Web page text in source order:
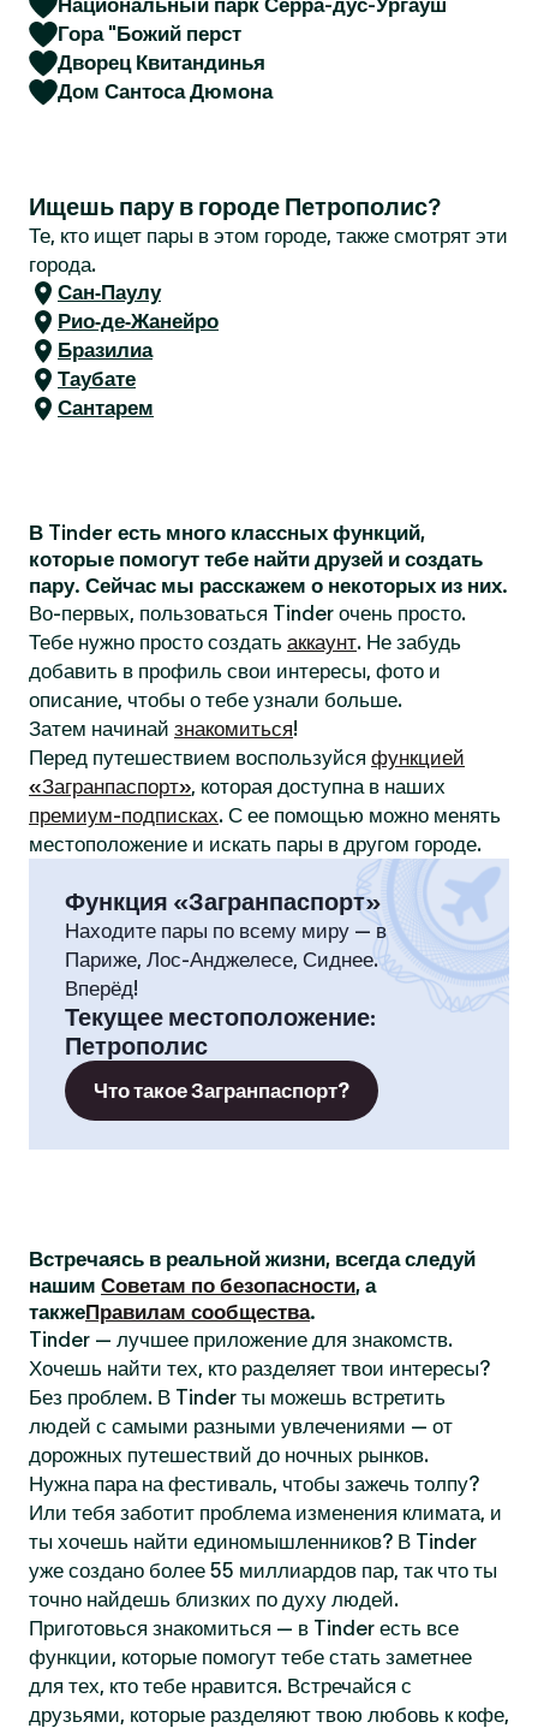
Национальный парк Серра-дус-Ургауш
Гора "Божий перст
Дворец Квитандинья
Дом Сантоса Дюмона
Ищешь пару в городе Петрополис?
Те, кто ищет пары в этом городе, также смотрят эти
города.
Сан-Паулу
Рио-де-Жанейро
Бразилиа
Таубате
Сантарем
В Tinder есть много классных функций,
которые помогут тебе найти друзей и создать
пару. Сейчас мы расскажем о некоторых из них.
Во-первых, пользоваться Tinder очень просто.
Тебе нужно просто создать аккаунт. Не забудь
добавить в профиль свои интересы, фото и
описание, чтобы о тебе узнали больше.
Затем начинай знакомиться!
Перед путешествием воспользуйся функцией
«Загранпаспорт», которая доступна в наших
премиум-подписках. С ее помощью можно менять
местоположение и искать пары в другом городе.
Функция «Загранпаспорт»
Находите пары по всему миру — в
Париже, Лос-Анджелесе, Сиднее.
Вперёд!
Текущее местоположение:
Петрополис
Что такое Загранпаспорт?
Встречаясь в реальной жизни, всегда следуй
нашим Советам по безопасности, а
такжеПравилам сообщества.
Tinder — лучшее приложение для знакомств.
Хочешь найти тех, кто разделяет твои интересы?
Без проблем. В Tinder ты можешь встретить
людей с самыми разными увлечениями — от
дорожных путешествий до ночных рынков.
Нужна пара на фестиваль, чтобы зажечь толпу?
Или тебя заботит проблема изменения климата, и
ты хочешь найти единомышленников? В Tinder
уже создано более 55 миллиардов пар, так что ты
точно найдешь близких по духу людей.
Приготовься знакомиться — в Tinder есть все
функции, которые помогут тебе стать заметнее
для тех, кто тебе нравится. Встречайся с
друзьями, которые разделяют твою любовь к кофе,